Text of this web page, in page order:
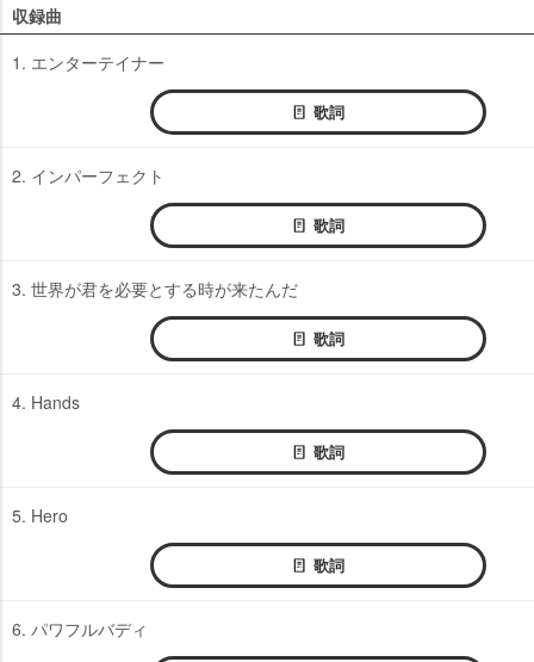
収録曲
1. エンターテイナー
歌詞
2. インパーフェクト
歌詞
3. 世界が君を必要とする時が来たんだ
歌詞
4. Hands
歌詞
5. Hero
歌詞
6. パワフルバディ